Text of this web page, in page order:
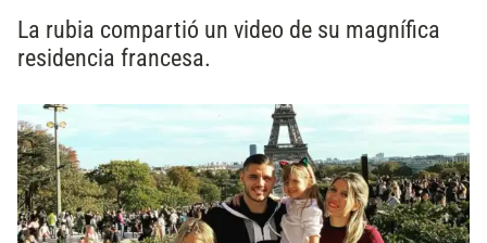
La rubia compartió un video de su magnífica
residencia francesa.